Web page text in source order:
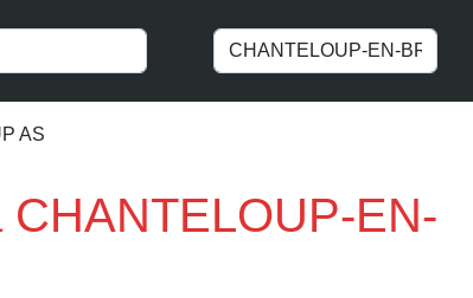
AS
CHANTELOUP-EN-